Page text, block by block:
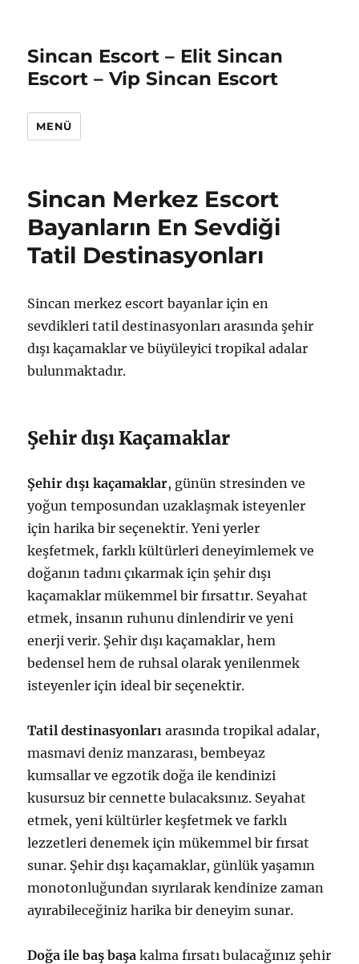
Sincan Escort – Elit Sincan
Escort – Vip Sincan Escort
MENÜ
Sincan Merkez Escort
Bayanların En Sevdiği
Tatil Destinasyonları
Sincan merkez escort bayanlar için en
sevdikleri tatil destinasyonları arasında şehir
dışı kaçamaklar ve büyüleyici tropikal adalar
bulunmaktadır.
Şehir dışı Kaçamaklar
Şehir dışı kaçamaklar, günün stresinden ve
yoğun temposundan uzaklaşmak isteyenler
için harika bir seçenektir. Yeni yerler
keşfetmek, farklı kültürleri deneyimlemek ve
doğanın tadını çıkarmak için şehir dışı
kaçamaklar mükemmel bir fırsattır. Seyahat
etmek, insanın ruhunu dinlendirir ve yeni
enerji verir. Şehir dışı kaçamaklar, hem
bedensel hem de ruhsal olarak yenilenmek
isteyenler için ideal bir seçenektir.
Tatil destinasyonları arasında tropikal adalar,
masmavi deniz manzarası, bembeyaz
kumsallar ve egzotik doğa ile kendinizi
kusursuz bir cennette bulacaksınız. Seyahat
etmek, yeni kültürler keşfetmek ve farklı
lezzetleri denemek için mükemmel bir fırsat
sunar. Şehir dışı kaçamaklar, günlük yaşamın
monotonluğundan sıyrılarak kendinize zaman
ayırabileceğiniz harika bir deneyim sunar.
Doğa ile baş başa kalma fırsatı bulacağınız şehir